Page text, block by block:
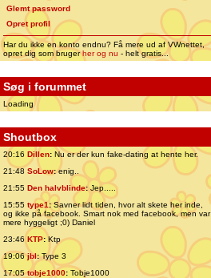
Glemt password
Opret profil
Har du ikke en konto endnu? Få mere ud af VWnettet,
opret dig som brugerher og nu - helt gratis...
Søg i forummet
Loading
Shoutbox
20:16 Dillen: Nu er der kun fake-dating at hente her.
21:48 SoLow:enig..
21:55 Den halvblinde:Jep.....
15:55 type1:Savner lidt tiden, hvor alt skete her inde,
og ikke på facebook. Smart nok med facebook, men var
mere hyggeligt ;0) Daniel
23:46 KTP:Ktp
19:06jbl:Type 3
17:05tobje1000: Tobje1000